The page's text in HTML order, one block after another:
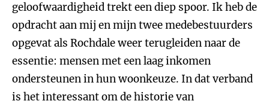
geloofwaardigheid trekt een diep spoor. Ik heb de
opdracht aan mij en mijn twee medebestuurders
opgevat als Rochdale weer terugleiden naar de
essentie: mensen met een laag inkomen
ondersteunen in hun woonkeuze. In dat verband
is het interessant om de historie van